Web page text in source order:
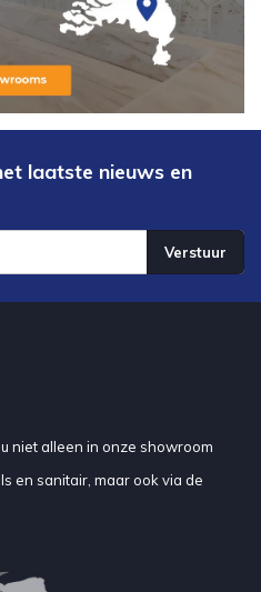
laatste nieuws en
Verstuur
niet alleen in onze showroom
en sanitair, maar ook via de